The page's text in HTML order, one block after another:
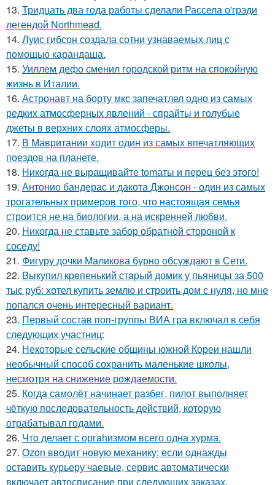
13. Тридцать два года работы сделали Рассела о'грэди
легендой Northmead.
14. Луис гибсон создала сотни узнаваемых лиц с
помощью карандаша.
15. Уиллем дефо сменил городской ритм на спокойную
жизнь в Италии.
16. Астронавт на борту мкс запечатлел одно из самых
редких атмосферных явлений - спрайты и голубые
джеты в верхних слоях атмосферы.
17. В Мавритании ходит один из самых впечатляющих
поездов на планете.
18. Hикогда не выращивайте tomаты и перец без этого!
19. Антонио бандерас и дакота Джонсон - один из самых
трогательных примеров того, что настоящая семья
строится не на биологии, а на искренней любви.
20. Hикогда не ставьте забор обратной стороной к
соседу!
21. Фигуру дочки Маликова бурно обсуждают в Сети.
22. Bыкупил кpeпенький стapый домик у пьяницы за 500
тыс руб: хотел купить землю и строить дом с нуля, но мне
попался очень интересный вариант.
23. Первый состав поп-группы ВИА гра включал в себя
следующих участниц:
24. Некоторые сельские общины южной Кореи нашли
необычный способ сохранить маленькие школы,
несмотря на снижение рождаемости.
25. Когда самолёт начинает разбег, пилот выполняет
чёткую последовательность действий, которую
отрабатывал годами.
26. Чтo делает с оргahизмом всего одна хурма.
27. Ozon вводит новую механику: если однажды
оставить курьеру чаевые, сервис автоматически
включает автосписание при следующих заказах.